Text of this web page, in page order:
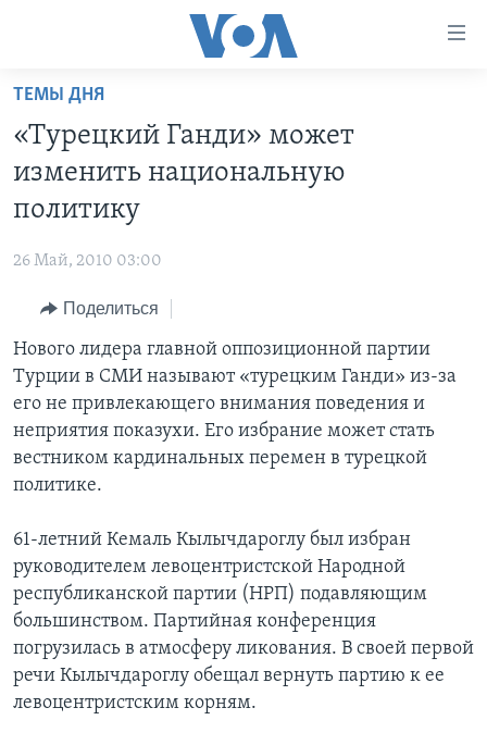
Перейти
основной
контент
основной
Перейти
поиск
ПРОГРАММЫ
ИТОГИ
ПОЧЕМУ ЭТО ВАЖНО?
ДИСКУССИЯ VOA
ДЕТАЛИ
НЬЮ-ЙОРК NEW YORK
АМЕРИКА. БОЛЬШОЕ ПУТЕШЕСТВИЕ
НАША АМЕРИКАНСКАЯ ИСТОРИЯ
А КАК В АМЕРИКЕ?
АРТЕФАКТЫ
АМЕРИКАНСКИЕ ГОРОДКИ
ТЕСТЫ
ИНТЕРВЬЮ
ФАКТЫ ПРОТИВ ФЕЙКОВ
ЗА СВОБОДУ ПРЕССЫ
УЧИМ АНГЛИЙСКИЙ
ВИДЕО
ПОДПИСКА НА НОВОСТИ
СОЦИАЛЬНЫЕ СЕТИ
Языки
ТЕМЫ ДНЯ
«Турецкий Ганди» может
изменить национальную
политику
26 Май, 2010 03:00
Поделиться
Нового лидера главной оппозиционной партии
Турции в СМИ называют «турецким Ганди» из-за
его не привлекающего внимания поведения и
неприятия показухи. Его избрание может стать
вестником кардинальных перемен в турецкой
политике.
61-летний Кемаль Кылычдароглу был избран
руководителем левоцентристской Народной
республиканской партии (НРП) подавляющим
большинством. Партийная конференция
погрузилась в атмосферу ликования. В своей первой
речи Кылычдароглу обещал вернуть партию к ее
левоцентристским корням.